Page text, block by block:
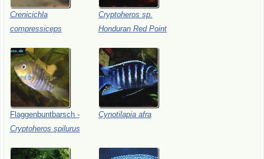
Crenicichla
compressiceps
Cryptoheros sp.
Honduran Red Point
Flaggenbuntbarsch -
Cryptoheros spilurus
Cynotilapia afra